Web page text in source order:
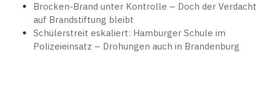
Brocken-Brand unter Kontrolle – Doch der Verdacht
auf Brandstiftung bleibt
Schülerstreit eskaliert: Hamburger Schule im
Polizeieinsatz – Drohungen auch in Brandenburg